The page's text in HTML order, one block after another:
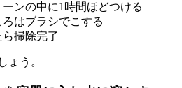
ンの中に1時間ほどつける
はブラシでこする
掃除完了
ょう。